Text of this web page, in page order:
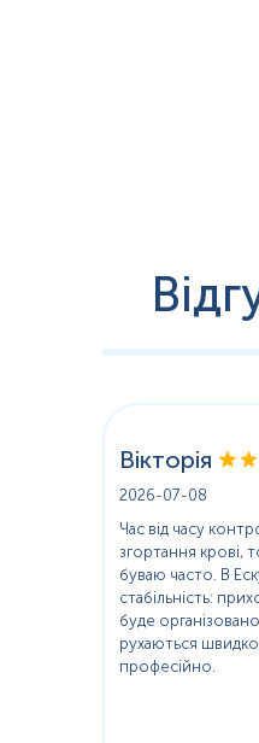
Вікторія
2026-07-08
Час від часу
згортання крові,
буваю часто. В
стабільність:
буде
рухаються
професійно.